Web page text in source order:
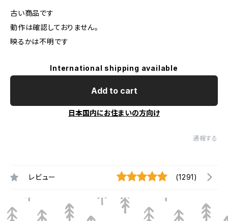
古い商品です
動作は確認しておりません。
映るかは不明です
International shipping available
Add to cart
日本国内にお住まいの方向け
通報する
レビュー (1291)